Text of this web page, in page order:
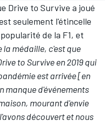
Drive to Survive a joué
seulement l'étincelle
de la F1, et
la médaille, c'est que
to Survive en 2019 qui
est arrivée [en
manque d'événements
mourant d'envie
découvert et nous